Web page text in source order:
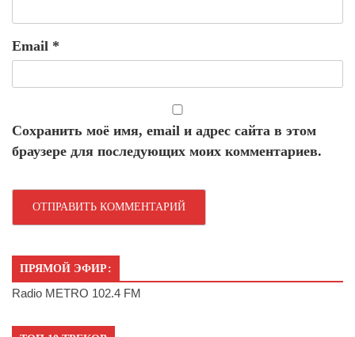
Email *
Сохранить моё имя, email и адрес сайта в этом
браузере для последующих моих комментариев.
ПРЯМОЙ ЭФИР:
Radio METRO 102.4 FM